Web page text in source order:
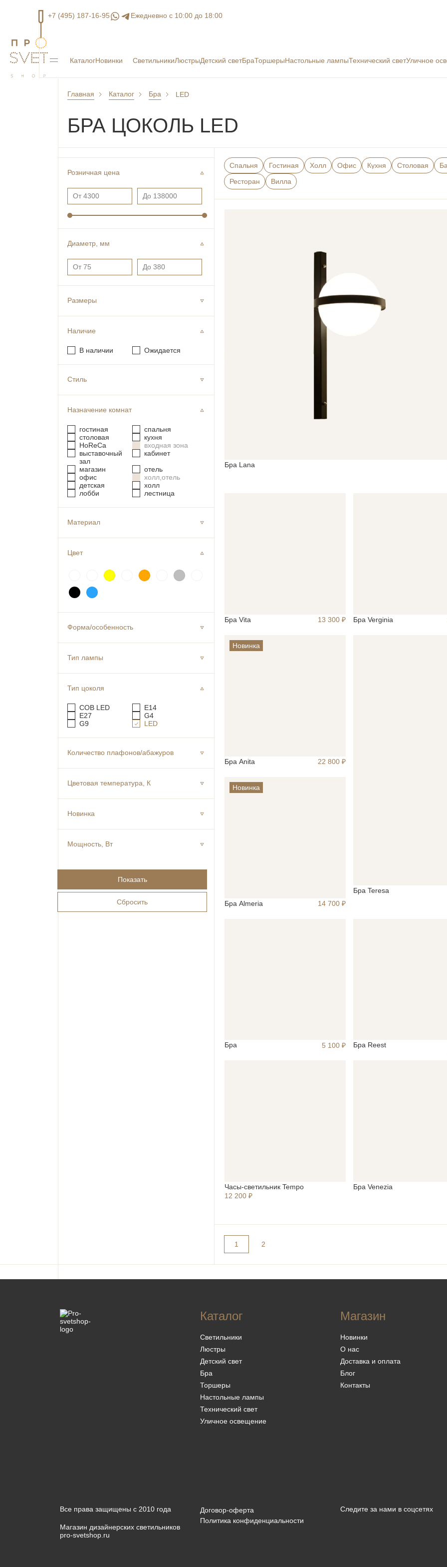
+7 (495) 187-16-95 Ежедневно с 10:00 до 18:00
КаталогНовинки СветильникиЛюстрыДетский светБраТоршерыНастольные лампыТехнический светУличное
Главная Каталог Бра LED
БРА ЦОКОЛЬ LED
Розничная цена
Диаметр, мм
Размеры
Наличие
В наличии Ожидается
Стиль
Назначение комнат
гостиная
спальня
столовая
кухня
HoReCa
входная зона
выставочный
зал
кабинет
магазин
отель
офис
холл,отель
детская
холл
лобби
лестница
Материал
Цвет
Форма/особенность
Тип лампы
Тип цоколя
COB LED
E14
E27
G4
G9
LED
Количество плафонов/абажуров
Цветовая температура, К
Новинка
Мощность, Вт
Спальня Гостиная Холл Офис Кухня Столовая
Ресторан
Вилла
Бра Lana
Бра Vita 13 300 ₽ Бра Verginia
Новинка
Бра Anita 22 800 ₽
Новинка
Бра Almeria 14 700 ₽
Бра Teresa
Бра 5 100 ₽ Бра Reest
Часы-светильник Tempo
12 200 ₽
Бра Venezia
1 2
Каталог
Светильники
Люстры
Детский свет
Бра
Торшеры
Настольные лампы
Технический свет
Уличное освещение
Магазин
Новинки
О нас
Доставка и оплата
Блог
Контакты
Все права защищены с 2010 года
Магазин дизайнерских светильников
pro-svetshop.ru
Договор-оферта
Политика конфиденциальности
Следите за нами в соцсетях